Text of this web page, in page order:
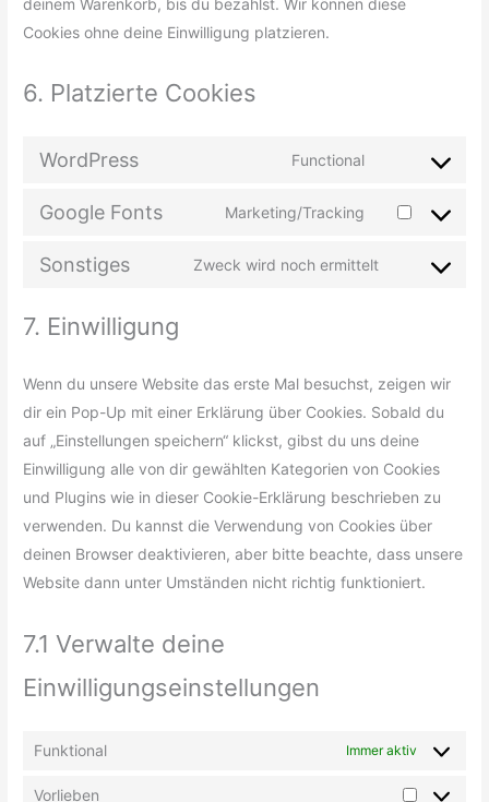
Cookies ohne deine Einwilligung platzieren.
6. Platzierte Cookies
WordPress Functional
Google Fonts Marketing/Tracking
Sonstiges Zweck wird noch ermittelt
7. Einwilligung
Wenn du unsere Website das erste Mal besuchst, zeigen wir
dir ein Pop-Up mit einer Erklärung über Cookies. Sobald du
auf „Einstellungen speichern“ klickst, gibst du uns deine
Einwilligung alle von dir gewählten Kategorien von Cookies
und Plugins wie in dieser Cookie-Erklärung beschrieben zu
verwenden. Du kannst die Verwendung von Cookies über
deinen Browser deaktivieren, aber bitte beachte, dass unsere
Website dann unter Umständen nicht richtig funktioniert.
7.1 Verwalte deine
Einwilligungseinstellungen
Funktional Immer aktiv
Vorlieben